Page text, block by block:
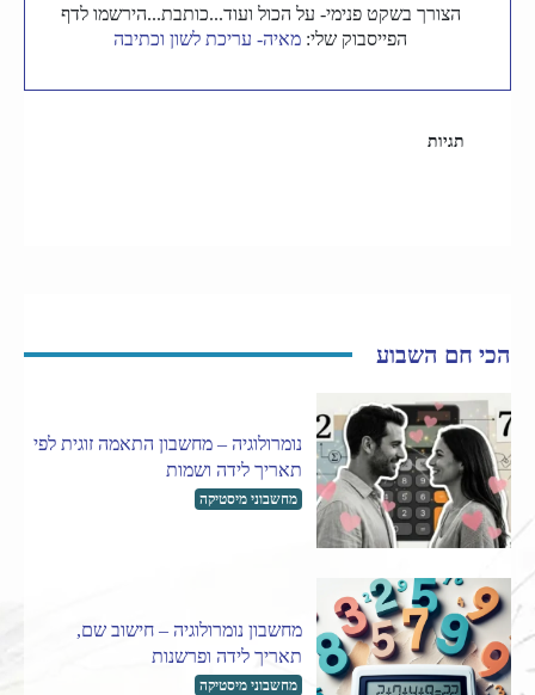
הכי חם השבוע
נומרולוגיה – מחשבון התאמה זוגית לפי
תאריך לידה ושמות
מחשבוני מיסטיקה
מחשבון נומרולוגיה – חישוב שם,
תאריך לידה ופרשנות
מחשבוני מיסטיקה
הצורך בשקט פנימי- על הכול ועוד...כותבת...הירשמו לדף
הפייסבוק שלי: מאיה- עריכת לשון וכתיבה
תגיות